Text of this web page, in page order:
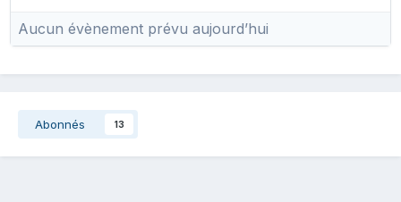
Aucun évènement prévu aujourd’hui
Abonnés 13